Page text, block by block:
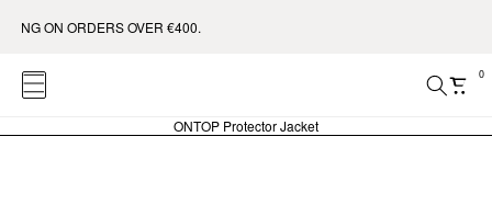
ORDERS OVER €400.
0
ONTOP Protector Jacket